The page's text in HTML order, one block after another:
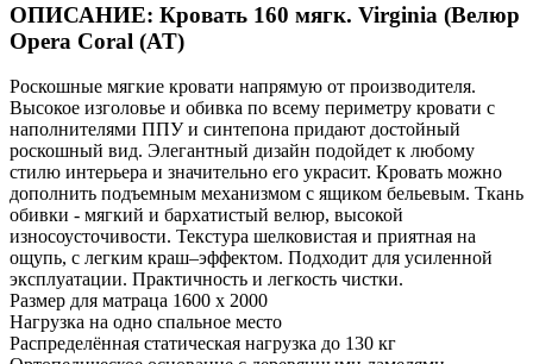
ОПИСАНИЕ: Кровать 160 мягк. Virginia (Велюр
Opera Coral (AT)
Роскошные мягкие кровати напрямую от производителя.
Высокое изголовье и обивка по всему периметру кровати с
наполнителями ППУ и синтепона придают достойный
роскошный вид. Элегантный дизайн подойдет к любому
стилю интерьера и значительно его украсит. Кровать можно
дополнить подъемным механизмом с ящиком бельевым. Ткань
обивки - мягкий и бархатистый велюр, высокой
износоусточивости. Текстура шелковистая и приятная на
ощупь, с легким краш–эффектом. Подходит для усиленной
эксплуатации. Практичность и легкость чистки.
Размер для матраца 1600 x 2000
Нагрузка на одно спальное место
Распределённая статическая нагрузка до 130 кг